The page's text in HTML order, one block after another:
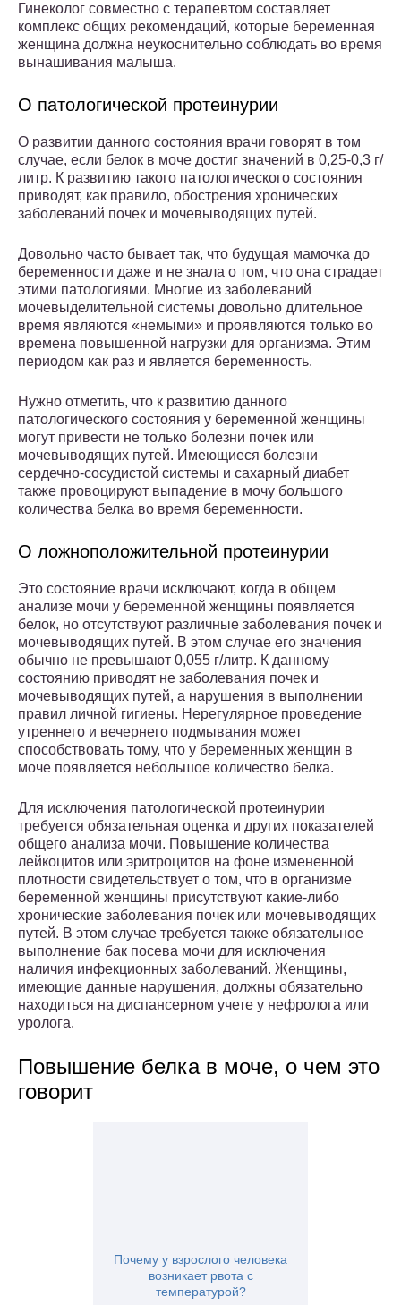
Гинеколог совместно с терапевтом составляет
комплекс общих рекомендаций, которые беременная
женщина должна неукоснительно соблюдать во время
вынашивания малыша.
О патологической протеинурии
О развитии данного состояния врачи говорят в том
случае, если белок в моче достиг значений в 0,25-0,3 г/
литр. К развитию такого патологического состояния
приводят, как правило, обострения хронических
заболеваний почек и мочевыводящих путей.
Довольно часто бывает так, что будущая мамочка до
беременности даже и не знала о том, что она страдает
этими патологиями. Многие из заболеваний
мочевыделительной системы довольно длительное
время являются «немыми» и проявляются только во
времена повышенной нагрузки для организма. Этим
периодом как раз и является беременность.
Нужно отметить, что к развитию данного
патологического состояния у беременной женщины
могут привести не только болезни почек или
мочевыводящих путей. Имеющиеся болезни
сердечно-сосудистой системы и сахарный диабет
также провоцируют выпадение в мочу большого
количества белка во время беременности.
О ложноположительной протеинурии
Это состояние врачи исключают, когда в общем
анализе мочи у беременной женщины появляется
белок, но отсутствуют различные заболевания почек и
мочевыводящих путей. В этом случае его значения
обычно не превышают 0,055 г/литр. К данному
состоянию приводят не заболевания почек и
мочевыводящих путей, а нарушения в выполнении
правил личной гигиены. Нерегулярное проведение
утреннего и вечернего подмывания может
способствовать тому, что у беременных женщин в
моче появляется небольшое количество белка.
Для исключения патологической протеинурии
требуется обязательная оценка и других показателей
общего анализа мочи. Повышение количества
лейкоцитов или эритроцитов на фоне измененной
плотности свидетельствует о том, что в организме
беременной женщины присутствуют какие-либо
хронические заболевания почек или мочевыводящих
путей. В этом случае требуется также обязательное
выполнение бак посева мочи для исключения
наличия инфекционных заболеваний. Женщины,
имеющие данные нарушения, должны обязательно
находиться на диспансерном учете у нефролога или
уролога.
Повышение белка в моче, о чем это
говорит
Почему у взрослого человека
возникает рвота с
температурой?